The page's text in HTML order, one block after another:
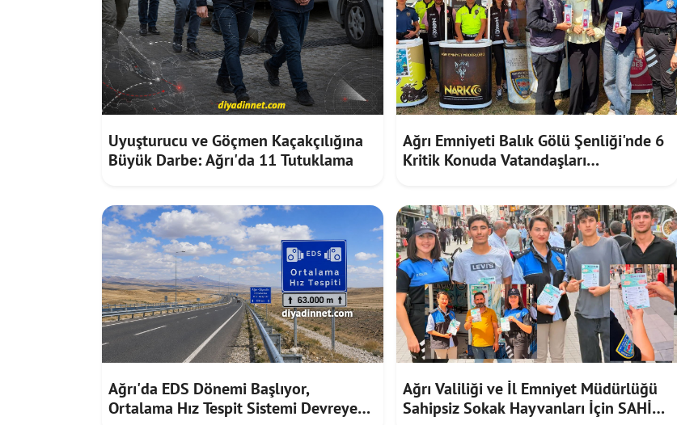
Uyuşturucu ve Göçmen Kaçakçılığına
Büyük Darbe: Ağrı'da 11 Tutuklama
Ağrı Emniyeti Balık Gölü Şenliği'nde 6
Kritik Konuda Vatandaşları
Ağrı'da EDS Dönemi Başlıyor,
Ortalama Hız Tespit Sistemi Devreye
Ağrı Valiliği ve İl Emniyet Müdürlüğü
Sahipsiz Sokak Hayvanları İçin SAHİP